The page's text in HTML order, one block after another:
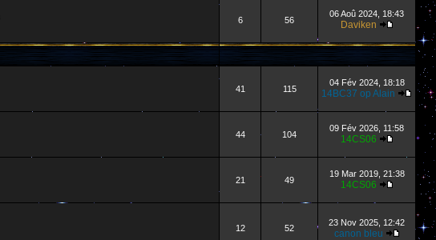
6 56
06 Aoû 2024, 18:43
Daviken
41 115
04 Fév 2024, 18:18
14BC37 op Alain
44 104
09 Fév 2026, 11:58
14CS06
21 49
19 Mar 2019, 21:38
14CS06
12 52
23 Nov 2025, 12:42
canon bleu